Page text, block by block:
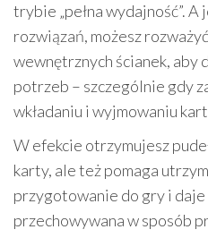
trybie „pełna wydajność”.
rozwiązań, możesz
wewnętrznych ścianek, aby
potrzeb – szczególnie gdy
wkładaniu i wyjmowaniu
W efekcie otrzymujesz
karty, ale też pomaga
przygotowanie do gry i
przechowywana w sposób